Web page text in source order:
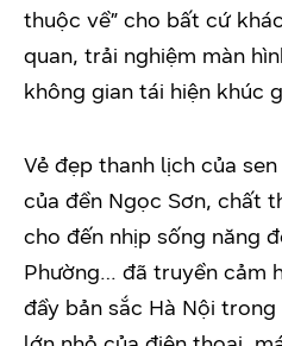
thuộc về” cho bất cứ
quan, trải nghiệm màn
không gian tái hiện khúc
Vẻ đẹp thanh lịch của
của đền Ngọc Sơn, chất
cho đến nhịp sống năng
Phường… đã truyền cảm
đầy bản sắc Hà Nội